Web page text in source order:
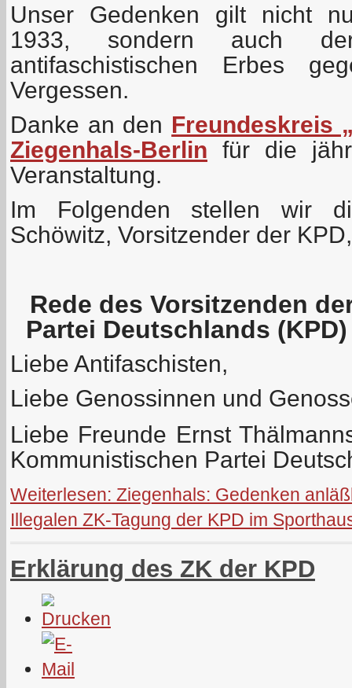
Unser Gedenken gilt nicht
1933, sondern auch
antifaschistischen Erbes
Vergessen.
Danke an den Freundeskreis
Ziegenhals-Berlin für die
Veranstaltung.
Im Folgenden stellen wir
Schöwitz, Vorsitzender der
Rede des Vorsitzenden
Partei Deutschlands
Liebe Antifaschisten,
Liebe Genossinnen und
Liebe Freunde Ernst
Kommunistischen Partei
Weiterlesen: Ziegenhals: Gedenken
Illegalen ZK-Tagung der KPD im
Erklärung des ZK der KPD